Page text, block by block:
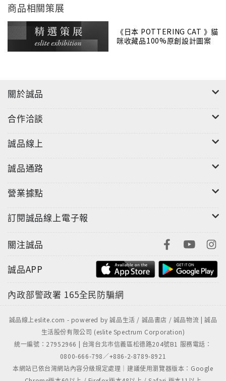
商品相關策展
《日本 POTTERING CAT 》貓
咪收藏品100%原創設計圖案
關於誠品
合作洽談
誠品線上
誠品通路
營業據點
訂閱誠品線上電子報
關注誠品
誠品APP
內政部警政署 165全民防騙網
誠品線上eslite.com - powered by 誠品生活 / 誠品書店 / 誠品物流 | 誠品
生活股份有限公司 (eslite Spectrum Corporation)
統一編號：27952966 | 台灣台北市信義區松德路204號B1 服務電話：
0800-666-798／+886-2-8789-8921
本網站已依台灣網站內容分級規定處理｜建議使用瀏覽器版本：Google